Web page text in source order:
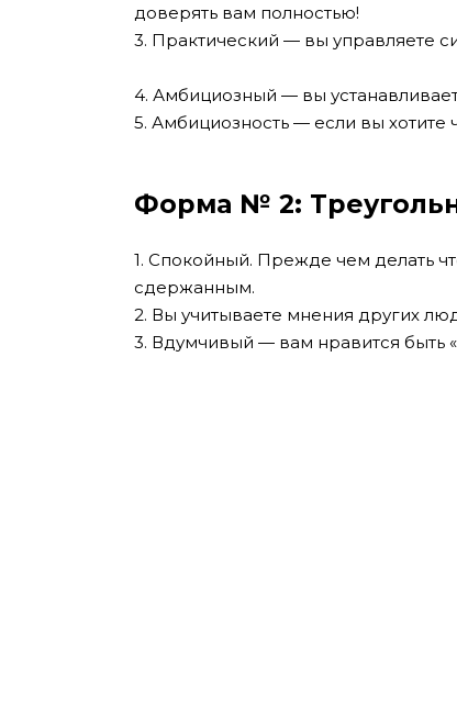
доверять вам полностью!
3. Практический — вы управляете
4. Амбициозный — вы
5. Амбициозность — если вы хотите
Форма № 2:
1. Спокойный. Прежде чем делать
сдержанным.
2. Вы учитываете мнения других
3. Вдумчивый — вам нравится быть